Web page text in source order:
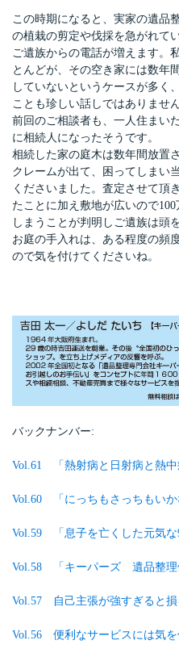
この時期になると、実家の遺品
の植栽の剪定や伐採を急がれて
ご遺族からの電話が増えます。
とんどが、その空き家には数年
していないというケースが多く
ことも珍しい話しではありません
前回のご相談者も、一人住まい
に相続人になったそうです。
相続した家の庭木は数年間放置
クレームが出て、困ってしまい
くださいました。査定させて頂
たことに加え敷地が広いので
しまうことが判明しご遺族は頭
お庭の手入れは、ある程度の頻
ので気を付けてくださいね。
バックナンバー:
Vol.61 「熱射病と日射病と熱中
Vol.60 「にっちもさっちもいか
Vol.59 「息子を亡くした元気な
Vol.58 「キーパーズ 遺品整理
Vol.57 自己主張が強すぎると損
Vol.56 便利なサービスには気を